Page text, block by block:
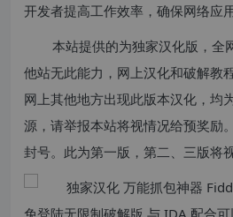
开发者提高工作效率，确保网络应
本站提供的为独家汉化版，全
他站无此能力，网上汉化和破解教
网上其他地方出现此版本汉化，均
源，请举报本站将视情况给预奖励
封号。此为第一版，第二、三版将